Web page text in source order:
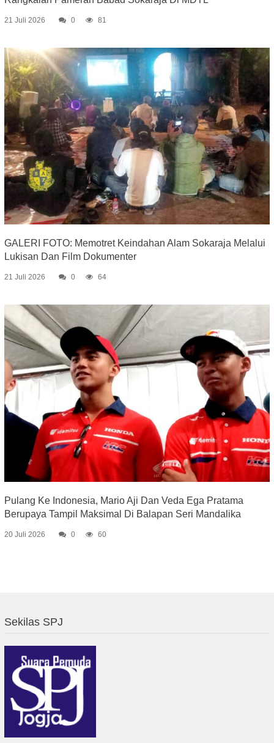
21 Juli 2026 0 81
GALERI FOTO: Memotret Keindahan Alam Sokaraja Melalui
Lukisan Dan Film Dokumenter
21 Juli 2026 0 64
Pulang Ke Indonesia, Mario Aji Dan Veda Ega Pratama
Berupaya Tampil Maksimal Di Balapan Seri Mandalika
20 Juli 2026 0 60
Sekilas SPJ